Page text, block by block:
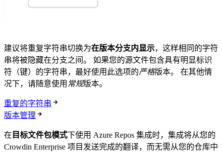
建议将重复字符串切换为在版本分支内显示，这样相同的字符
串将被隐藏在分支之间。 如果您的源文件包含具有明显标识
符（键）的字符串，最好使用此选项的严格版本。 在其他情
况下，请随意使用 常规版本。
重复的字符串
版本管理
在 目标文件包模式下使用 Azure Repos 集成时，集成将从您的
Crowdin Enterprise 项目发送完成的翻译，而无需从您的仓库中